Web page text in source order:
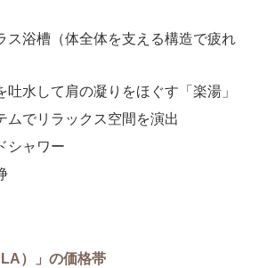
ス浴槽（体全体を支える構造で疲れ
吐水して肩の凝りをほぐす「楽湯」
ムでリラックス空間を演出
シャワー
）」の価格帯